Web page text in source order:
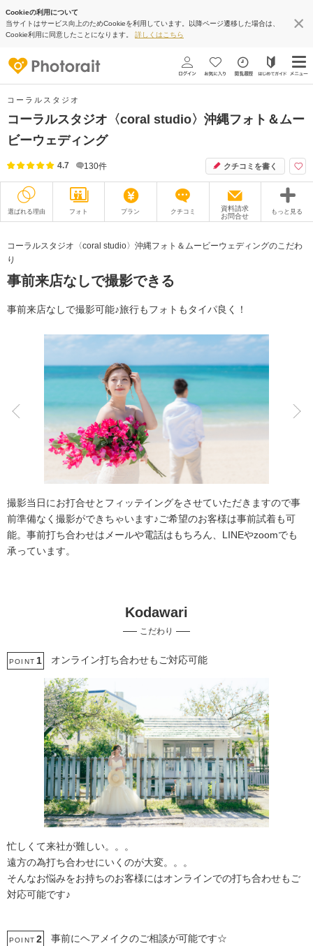
Cookieの利用について
当サイトはサービス向上のためCookieを利用しています。以降ページ遷移した場合は、
Cookie利用に同意したことになります。 詳しくはこちら
コーラルスタジオ
コーラルスタジオ〈coral studio〉沖縄フォト＆ムー
ビーウェディング
4.7 130件 クチコミを書く
選ばれる理由 フォト プラン クチコミ
資料請求
お問合せ
もっと見る
子供用の衣装
豊富な色打掛・着物
コーラルスタジオ〈coral studio〉沖縄フォト＆ムービーウェディングのこだわ
り
事前来店なしで撮影できる
事前来店なしで撮影可能♪旅行もフォトもタイパ良く！
撮影当日にお打合せとフィッテイングをさせていただきますので事
前準備なく撮影ができちゃいます♪ご希望のお客様は事前試着も可
能。事前打ち合わせはメールや電話はもちろん、LINEやzoomでも
承っています。
Kodawari
こだわり
POINT 1 オンライン打ち合わせもご対応可能
忙しくて来社が難しい。。。
遠方の為打ち合わせにいくのが大変。。。
そんなお悩みをお持ちのお客様にはオンラインでの打ち合わせもご
対応可能です♪
POINT 2 事前にヘアメイクのご相談が可能です☆